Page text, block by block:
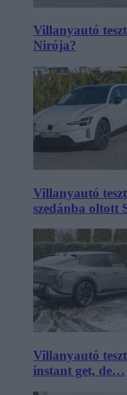
Villanyautó
Nirója?
Villanyautó
szedánba oltott
Villanyautó
instant get, de…